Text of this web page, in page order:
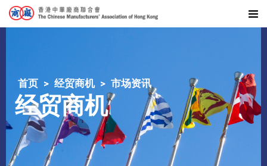
首页 经贸商机 市场资讯
经贸商机